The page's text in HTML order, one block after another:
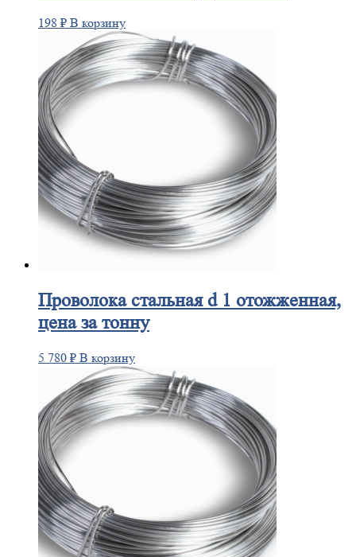
198 ₽ В корзину
Проволокастальная d 1 отожженная,
цена за тонну
5 780 ₽ В корзину